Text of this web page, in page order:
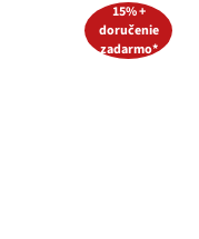
15% +
doručenie
zadarmo*